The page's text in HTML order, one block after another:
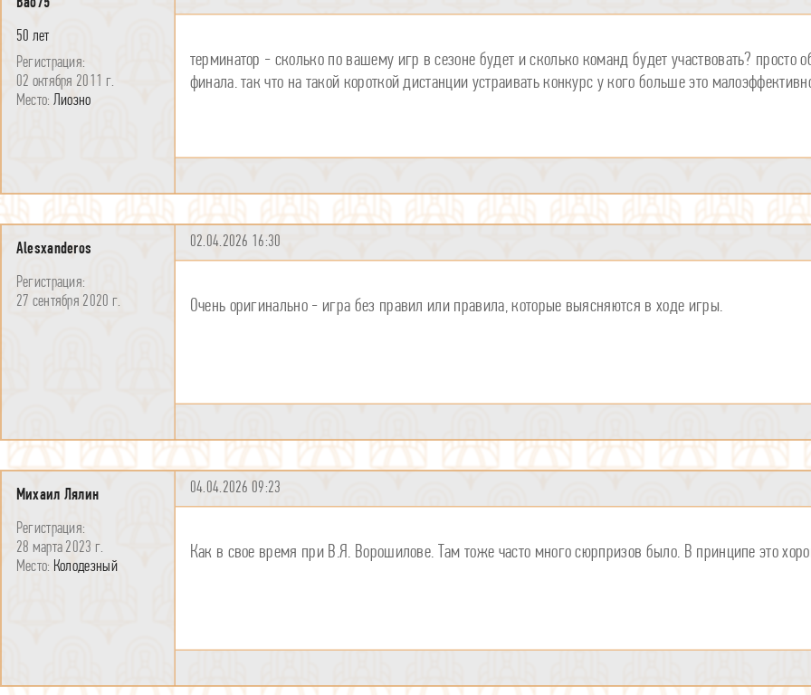
50 лет
02 октября 2011 г.
Лиозно
терминатор - сколько по вашему игр в сезоне будет и сколько команд будет участвовать?
финала. так что на такой короткой дистанции устраивать конкурс у кого больше это
Alesxanderos
27 сентября 2020 г.
02.04.2026 16:30
Очень оригинально - игра без правил или правила, которые выясняются в ходе игры.
Михаил Лялин
28 марта 2023 г.
Колодезный
04.04.2026 09:23
Как в свое время при В.Я. Ворошилове. Там тоже часто много сюрпризов было. В принципе это